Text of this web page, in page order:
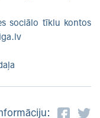
sociālo tīklu kontos